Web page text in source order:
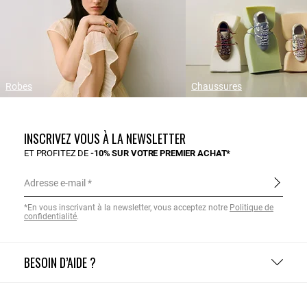
Robes Chaussures
BESOIN D’AIDE ?
INSCRIVEZ VOUS À LA NEWSLETTER
ET PROFITEZ DE-10% SUR VOTRE PREMIER ACHAT*
Adresse e-mail
*En vous inscrivant à la newsletter, vous acceptez notre Politique de
confidentialité.